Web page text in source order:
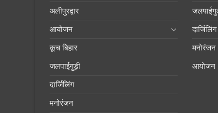
अलीपुरद्वार
आयोजन
कूच बिहार
जलपाईगुड़ी
दार्जिलिंग
मनोरंजन
दार्जिलिंग
मनोरंजन
आयोजन